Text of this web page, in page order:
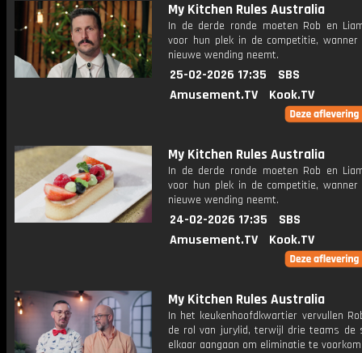
My Kitchen Rules Australia
In de derde ronde moeten Rob en
voor hun plek in de competitie, wanner
nieuwe wending neemt.
25-02-2026 17:35
SBS
Amusement.TV
Kook.TV
My Kitchen Rules Australia
In de derde ronde moeten Rob en
voor hun plek in de competitie, wanner
nieuwe wending neemt.
24-02-2026 17:35
SBS
Amusement.TV
Kook.TV
My Kitchen Rules Australia
In het keukenhoofdkwartier vervullen
de rol van jurylid, terwijl drie teams de
elkaar aangaan om eliminatie te